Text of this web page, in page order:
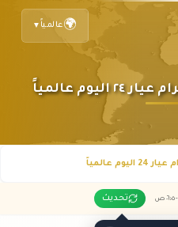
🌍عالمياً ▼
٠٦:٠٥ ص تحديث